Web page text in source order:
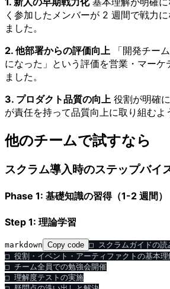
く参加したメンバーが 2 週間で戦力
ました。
2. 他部署からの評価向上 「開発チー
になった」という評価を営業・マーケ
ました。
3. プロダクト品質の向上 役割が明確
が責任を持って品質向上に取り組むよ
他のチームで試すなら
スクラム導入時のステップバイ
Phase 1: 基礎知識の習得（1-2 週間）
Step 1: 理論学習
markdown Copy code □ スクラムガイドの読
□ 役割・イベント・アーティファクトの基本理
□ チーム全員での勉強会開催
□ 理解度テストの実施